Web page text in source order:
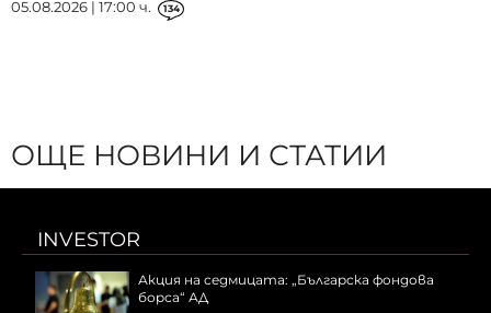
05.08.2026 | 17:00 ч. 134
ОЩЕ НОВИНИ И СТАТИИ
INVESTOR
Акция на седмицата: „Българска фондова
борса“ АД